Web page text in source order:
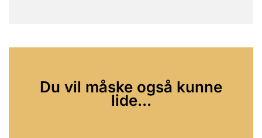
Du vil måske også kunne
lide...